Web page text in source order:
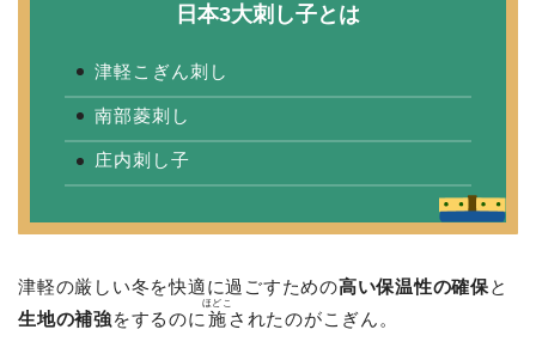
日本3大刺し子とは
津軽こぎん刺し
南部菱刺し
庄内刺し子
津軽の厳しい冬を快適に過ごすための高い保温性の確保と
生地の補強をするのに 施
ほどこ
されたのがこぎん。